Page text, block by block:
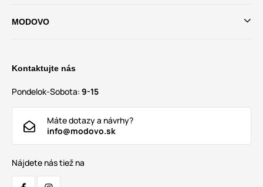
MODOVO
Kontaktujte nás
Pondelok-Sobota: 9-15
Máte dotazy a návrhy?
info@modovo.sk
Nájdete nás tiež na